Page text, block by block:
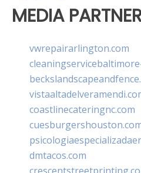
MEDIA
vwrepairarlington.com
coastlinecateringnc.com
dmtacos.com